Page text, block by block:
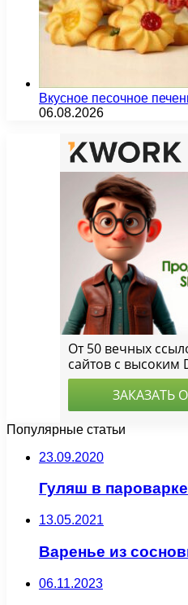
Вкусное песочное
06.08.2026
Популярные статьи
23.09.2020
Гуляш в пароварке
13.05.2021
Варенье из
06.11.2023